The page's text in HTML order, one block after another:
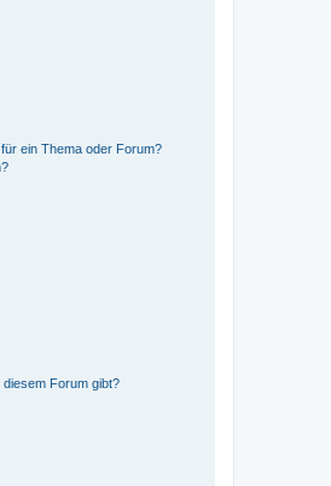
ein Thema oder Forum?
Forum gibt?